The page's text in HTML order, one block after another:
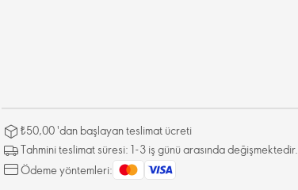
₺50,00 'dan başlayan teslimat ücreti
Tahmini teslimat süresi: 1-3 iş günü arasında değişmektedir.
Ödeme yöntemleri: